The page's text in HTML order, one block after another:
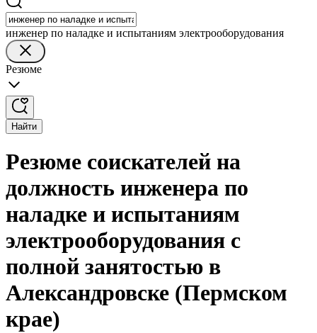
инженер по наладке и испытаниям электрооборудования
Резюме
Найти
Резюме соискателей на
должность инженера по
наладке и испытаниям
электрооборудования с
полной занятостью в
Александровске (Пермском
крае)